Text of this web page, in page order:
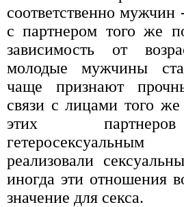
соответственно мужчин
с партнером того же
зависимость от
молодые мужчины
чаще признают
связи с лицами того
этих
реализовали
иногда эти отношения
значение для секса.